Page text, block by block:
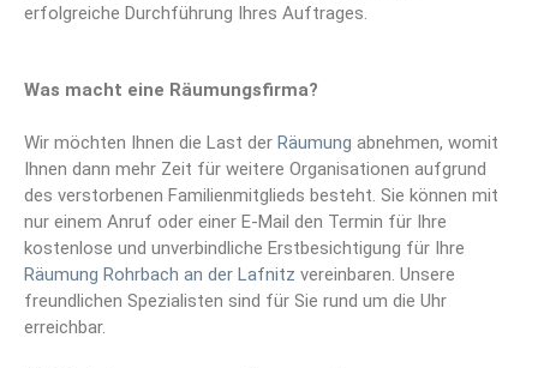
erfolgreiche Durchführung Ihres Auftrages.
Was macht eine Räumungsfirma?
Wir möchten Ihnen die Last der Räumung abnehmen, womit
Ihnen dann mehr Zeit für weitere Organisationen aufgrund
des verstorbenen Familienmitglieds besteht. Sie können mit
nur einem Anruf oder einer E-Mail den Termin für Ihre
kostenlose und unverbindliche Erstbesichtigung für Ihre
Räumung Rohrbach an der Lafnitz vereinbaren. Unsere
freundlichen Spezialisten sind für Sie rund um die Uhr
erreichbar.